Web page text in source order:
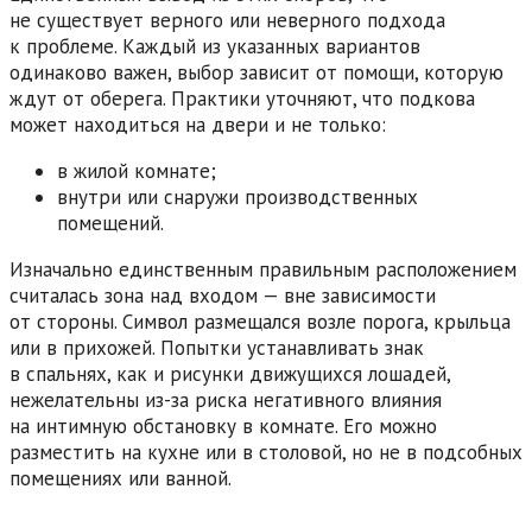
не существует верного или неверного подхода
к проблеме. Каждый из указанных вариантов
одинаково важен, выбор зависит от помощи, которую
ждут от оберега. Практики уточняют, что подкова
может находиться на двери и не только:
в жилой комнате;
внутри или снаружи производственных
помещений.
Изначально единственным правильным расположением
считалась зона над входом — вне зависимости
от стороны. Символ размещался возле порога, крыльца
или в прихожей. Попытки устанавливать знак
в спальнях, как и рисунки движущихся лошадей,
нежелательны из-за риска негативного влияния
на интимную обстановку в комнате. Его можно
разместить на кухне или в столовой, но не в подсобных
помещениях или ванной.